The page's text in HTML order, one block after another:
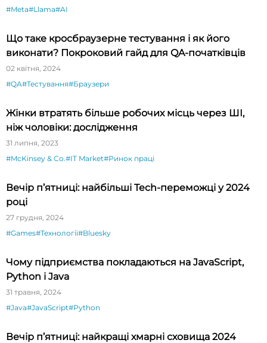
#Meta#Llama#AI
Що таке кросбраузерне тестування і як його
виконати? Покроковий гайд для QA-початківців
02 квітня, 2024
#QA#Тестування#Браузери
Жінки втратять більше робочих місць через ШІ,
ніж чоловіки: дослідження
31 липня, 2023
#McKinsey & Co.#IT Market#Ринок праці
Вечір п’ятниці: найбільші Tech-переможці у 2024
році
27 грудня, 2024
#Games#Технології#Bluesky
Чому підприємства покладаються на JavaScript,
Python і Java
31 травня, 2024
#Java#JavaScript#Python
Вечір п’ятниці: найкращі хмарні сховища 2024